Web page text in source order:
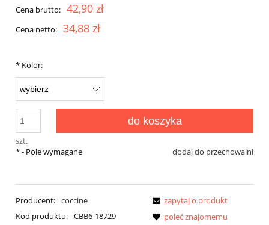
Cena brutto: 42,90 zł
Cena netto: 34,88 zł
* Kolor:
szt.
do koszyka
dodaj do przechowalni
*- Pole wymagane
Producent: coccine
Kod produktu: CBB6-18729
zapytaj o produkt
poleć znajomemu